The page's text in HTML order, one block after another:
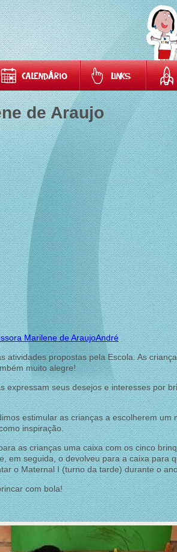
CALENDÁRIO LINKS
de Araujo
Marilene de AraujoAndré
propostas pela Escola. As
muito alegre!
seus desejos e interesses por
estimular as crianças a escolherem
inspiração.
as crianças uma caixa com os cinco
em seguida, o devolveu para a caixa para
o Maternal I (turno da tarde) durante o
com bola!